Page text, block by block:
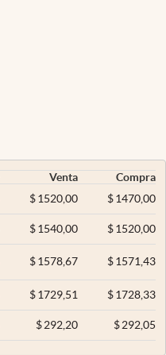
Venta
Compra
$ 1520,00 $1470,00
$ 1540,00 $1520,00
$ 1578,67 $1571,43
$ 1729,51 $1728,33
$ 292,20 $292,05